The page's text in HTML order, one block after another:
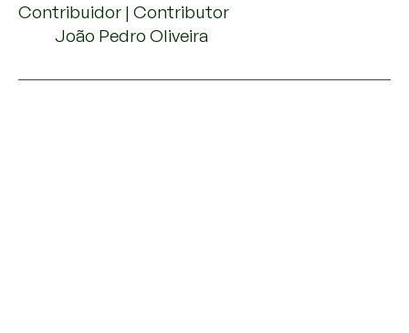
Contribuidor | Contributor
João Pedro Oliveira